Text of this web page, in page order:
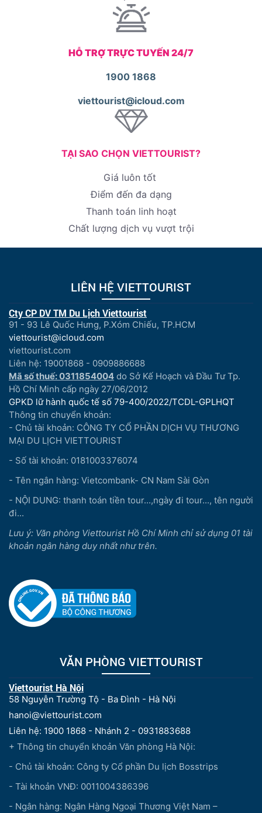
HỖ TRỢ TRỰC TUYẾN 24/7
1900 1868
viettourist@icloud.com
TẠI SAO CHỌN VIETTOURIST?
Giá luôn tốt
Điểm đến đa dạng
Thanh toán linh hoạt
Chất lượng dịch vụ vượt trội
LIÊN HỆ VIETTOURIST
Cty CP DV TM Du Lịch Viettourist
91 - 93 Lê Quốc Hưng, P.Xóm Chiếu, TP.HCM
viettourist@icloud.com
viettourist.com
Liên hệ: 19001868 - 0909886688
Mã số thuế: 0311854004 do Sở Kế Hoạch và Đầu Tư Tp.
Hồ Chí Minh cấp ngày 27/06/2012
GPKD lữ hành quốc tế số 79-400/2022/TCDL-GPLHQT
Thông tin chuyển khoản:
- Chủ tài khoản: CÔNG TY CỔ PHẦN DỊCH VỤ THƯƠNG
MẠI DU LỊCH VIETTOURIST
- Số tài khoản: 0181003376074
- Tên ngân hàng: Vietcombank- CN Nam Sài Gòn
- NỘI DUNG: thanh toán tiền tour...,ngày đi tour..., tên người
đi...
Lưu ý: Văn phòng Viettourist Hồ Chí Minh chỉ sử dụng 01 tài
khoản ngân hàng duy nhất như trên.
VĂN PHÒNG VIETTOURIST
Viettourist Hà Nội
58 Nguyễn Trường Tộ - Ba Đình - Hà Nội
hanoi@viettourist.com
Liên hệ: 1900 1868 - Nhánh 2 - 0931883688
+ Thông tin chuyển khoản Văn phòng Hà Nội:
- Chủ tài khoản: Công ty Cổ phần Du lịch Bosstrips
- Tài khoản VNĐ: 0011004386396
- Ngân hàng: Ngân Hàng Ngoại Thương Việt Nam –